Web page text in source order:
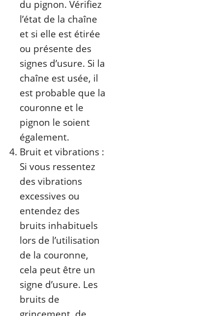
du pignon. Vérifiez
l’état de la chaîne
et si elle est étirée
ou présente des
signes d’usure. Si la
chaîne est usée, il
est probable que la
couronne et le
pignon le soient
également.
Bruit et vibrations :
Si vous ressentez
des vibrations
excessives ou
entendez des
bruits inhabituels
lors de l’utilisation
de la couronne,
cela peut être un
signe d’usure. Les
bruits de